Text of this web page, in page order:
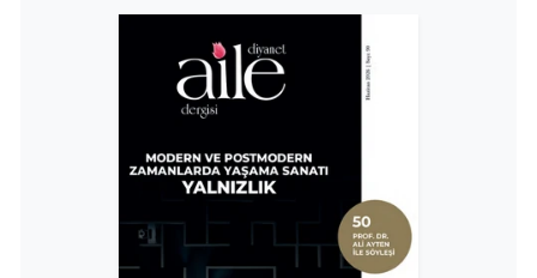
Rize Müftülüğü
Sakarya Müftülüğü
Samsun Müftülüğü
Siirt Müftülüğü